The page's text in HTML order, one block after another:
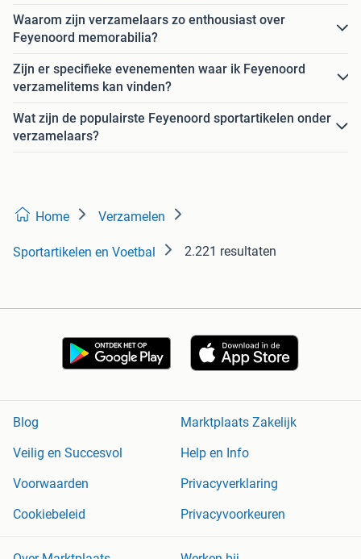
Waarom zijn verzamelaars zo enthousiast over
Feyenoord memorabilia?
Zijn er specifieke evenementen waar ik Feyenoord
verzamelitems kan vinden?
Wat zijn de populairste Feyenoord sportartikelen onder
verzamelaars?
Home Verzamelen
Sportartikelen en Voetbal 2.221 resultaten
Blog
Marktplaats Zakelijk
Veilig en Succesvol
Help en Info
Voorwaarden
Privacyverklaring
Cookiebeleid
Privacyvoorkeuren